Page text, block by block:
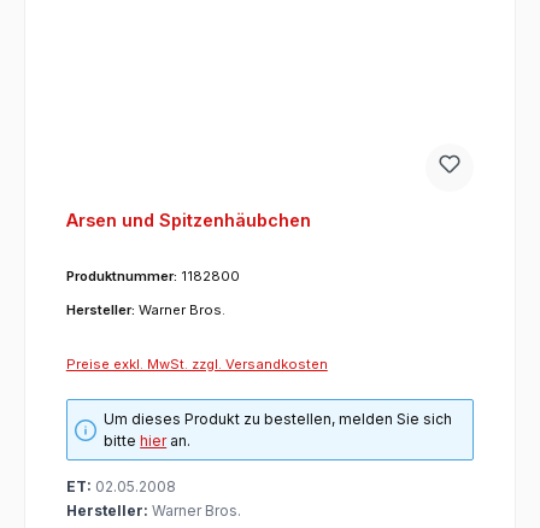
Arsen und Spitzenhäubchen
Produktnummer: 1182800
Hersteller: Warner Bros.
Preise exkl. MwSt. zzgl. Versandkosten
Um dieses Produkt zu bestellen, melden Sie sich
bittehieran.
ET: 02.05.2008
Hersteller: Warner Bros.